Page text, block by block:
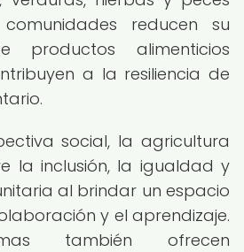
reducen su
productos alimenticios
a la resiliencia de
social, la agricultura
la inclusión, la igualdad y
al brindar un espacio
y el aprendizaje.
también ofrecen